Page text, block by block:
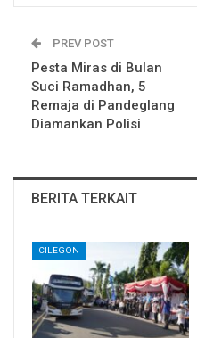
PREV POST
Pesta Miras di Bulan
Suci Ramadhan, 5
Remaja di Pandeglang
Diamankan Polisi
BERITA TERKAIT
CILEGON